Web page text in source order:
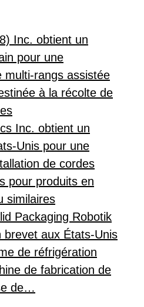
Inc. obtient un
pour une
multi-rangs assistée
à la récolte de
Inc. obtient un
Unis pour une
de cordes
pour produits en
similaires
Packaging Robotik
brevet aux États-Unis
de réfrigération
de fabrication de
de…